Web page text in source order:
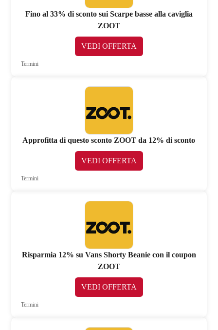
Fino al 33% di sconto sui Scarpe basse alla caviglia
ZOOT
VEDI OFFERTA
Termini
Approfitta di questo sconto ZOOT da 12% di sconto
VEDI OFFERTA
Termini
Risparmia 12% su Vans Shorty Beanie con il coupon
ZOOT
VEDI OFFERTA
Termini